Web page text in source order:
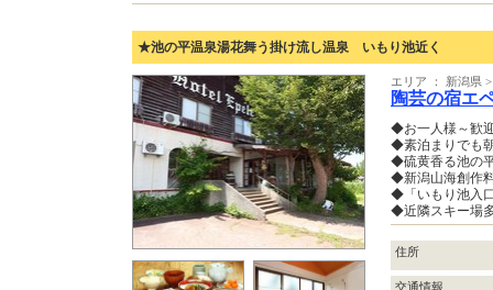
★池の平温泉湯花舞う掛け流し温泉 いもり池近く
エリア ： 新潟県
陶芸の宿エ
◆お一人様～歓
◆素泊まりでも
◆硫黄香る池の
◆新潟山海創作
◆「いもり池入
◆近隣スキー場
住所
交通情報